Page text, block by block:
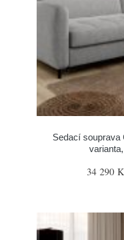
Sedací souprava
34 290